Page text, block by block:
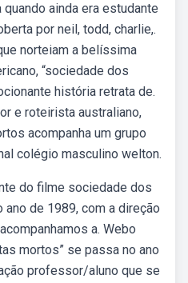
ainda era estudante
por neil, todd, charlie,.
norteiam a belíssima
“sociedade dos
história retrata de.
e roteirista australiano,
acompanha um grupo
colégio masculino welton.
do filme sociedade dos
de 1989, com a direção
a. Webo
mortos” se passa no ano
professor/aluno que se